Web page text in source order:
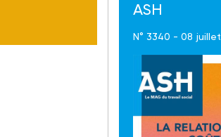
ASH
N° 3340 - 08 juillet